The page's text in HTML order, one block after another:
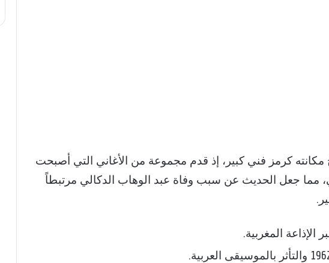
كرمز فني كبير، إذ قدم مجموعة من الأغاني التي أصبحت
مما جعل الحديث عن سبب وفاة عبد الوهاب الدكالي مرتبطاً